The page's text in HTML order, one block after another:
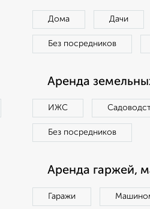
Дома Дачи
Без посредников
Аренда
ИЖС
Без посредников
Аренда гаржей,
Гаражи